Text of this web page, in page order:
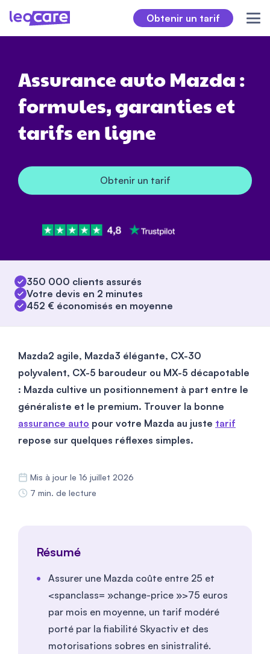
Obtenir un tarif
Assurance auto Mazda :
formules, garanties et
tarifs en ligne
Obtenir un tarif
350 000 clients assurés
Votre devis en 2 minutes
452 € économisés en moyenne
Mazda2 agile, Mazda3 élégante, CX-30
polyvalent, CX-5 baroudeur ou MX-5 décapotable
: Mazda cultive un positionnement à part entre le
généraliste et le premium. Trouver la bonne
assurance auto pour votre Mazda au juste tarif
repose sur quelques réflexes simples.
Mis à jour le 16 juillet 2026
7 min. de lecture
Résumé
Assurer une Mazda coûte entre 25 et
<spanclass= »change-price »>75 euros
par mois en moyenne, un tarif modéré
porté par la fiabilité Skyactiv et des
motorisations sobres en sinistralité.